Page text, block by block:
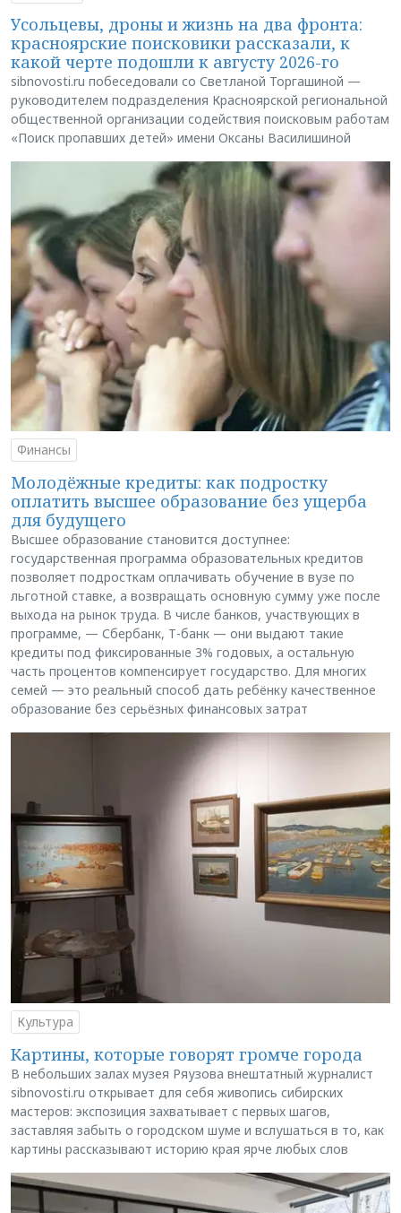
Усольцевы, дроны и жизнь на два фронта:
красноярские поисковики рассказали, к
какой черте подошли к августу 2026-го
sibnovosti.ru побеседовали со Светланой Торгашиной —
руководителем подразделения Красноярской региональной
общественной организации содействия поисковым работам
«Поиск пропавших детей» имени Оксаны Василишиной
Финансы
Молодёжные кредиты: как подростку
оплатить высшее образование без ущерба
для будущего
Высшее образование становится доступнее:
государственная программа образовательных кредитов
позволяет подросткам оплачивать обучение в вузе по
льготной ставке, а возвращать основную сумму уже после
выхода на рынок труда. В числе банков, участвующих в
программе, — Сбербанк, Т-банк — они выдают такие
кредиты под фиксированные 3% годовых, а остальную
часть процентов компенсирует государство. Для многих
семей — это реальный способ дать ребёнку качественное
образование без серьёзных финансовых затрат
Культура
Картины, которые говорят громче города
В небольших залах музея Ряузова внештатный журналист
sibnovosti.ru открывает для себя живопись сибирских
мастеров: экспозиция захватывает с первых шагов,
заставляя забыть о городском шуме и вслушаться в то, как
картины рассказывают историю края ярче любых слов